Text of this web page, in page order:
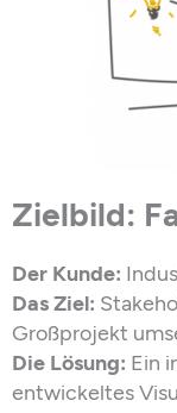
Zielbild:
Der Kunde:
Das Ziel:
Großprojekt
Die Lösung: Ein
entwickeltes